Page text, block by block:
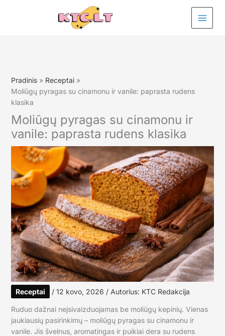
Pradinis
Receptai
Moliūgų pyragas su cinamonu ir vanile: paprasta rudens
klasika
Moliūgų pyragas su cinamonu ir
vanile: paprasta rudens klasika
Receptai / 12 kovo, 2026 / Autorius: KTC Redakcija
Ruduo dažnai neįsivaizduojamas be moliūgų kepinių. Vienas
jaukiausių pasirinkimų – moliūgų pyragas su cinamonu ir
vanile. Jis švelnus, aromatingas ir puikiai dera su rudens